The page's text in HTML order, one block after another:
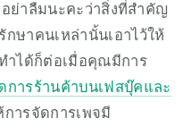
ย่าลืมนะคะว่าสิ่งที่สำคัญ
กษาคนเหล่านั้นเอาไว้ให้
ำได้ก็ต่อเมื่อคุณมีการ
การร้านค้าบนเฟสบุ๊คและ
การจัดการเพจมี